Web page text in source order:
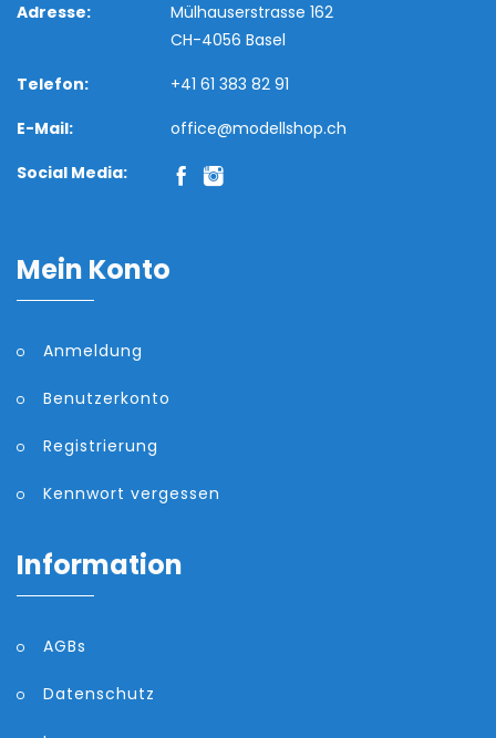
Adresse:
Mülhauserstrasse 162
CH-4056 Basel
Telefon:
+41 61 383 82 91
E-Mail:
office@modellshop.ch
Social Media:
Mein Konto
Anmeldung
Benutzerkonto
Registrierung
Kennwort vergessen
Information
AGBs
Datenschutz